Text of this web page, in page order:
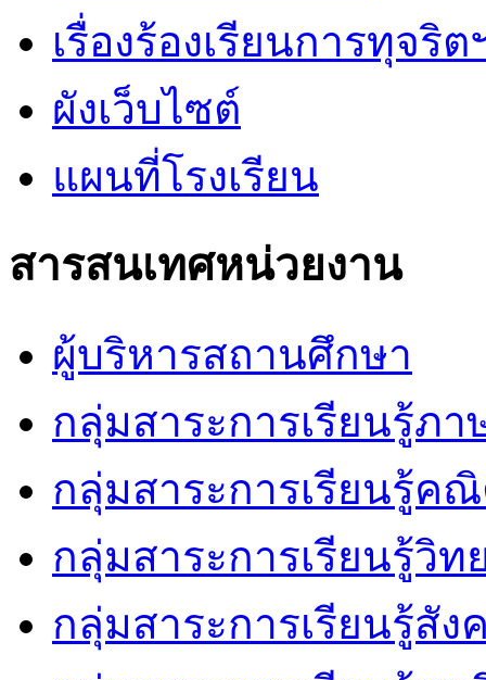
เรื่องร้องเรียนการทุจริต
ผังเว็บไซต์
แผนที่โรงเรียน
สารสนเทศหน่วยงาน
ผู้บริหารสถานศึกษา
กลุ่มสาระการเรียนรู้ภา
กลุ่มสาระการเรียนรู้ค
กลุ่มสาระการเรียนรู้วิท
กลุ่มสาระการเรียนรู้สัง